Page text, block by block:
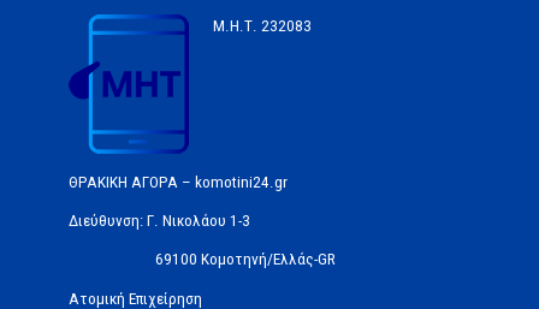
Μ.Η.Τ. 232083
ΘΡΑΚΙΚΗ ΑΓΟΡΑ – komotini24.gr
Διεύθυνση: Γ. Νικολάου 1-3
69100 Κομοτηνή/Ελλάς-GR
Ατομική Επιχείρηση